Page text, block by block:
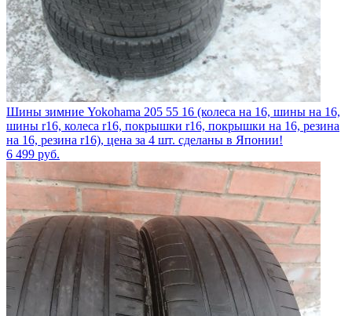
Шины зимние Yokohama 205 55 16 (колеса на 16, шины на 16,
шины r16, колеса r16, покрышки r16, покрышки на 16, резина
на 16, резина r16), цена за 4 шт. сделаны в Японии!
6 499 руб.